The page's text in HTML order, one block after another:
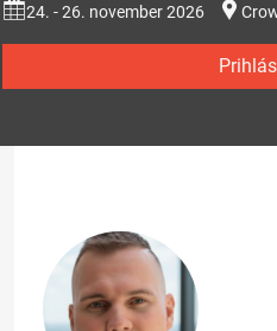
24. - 26. november 2026